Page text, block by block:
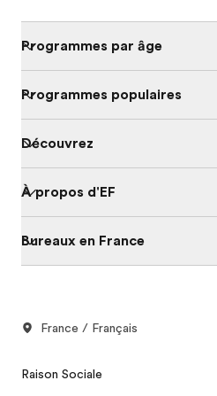
Programmes par âge
Programmes populaires
Découvrez
À propos d'EF
Bureaux en France
France / Français
Raison Sociale